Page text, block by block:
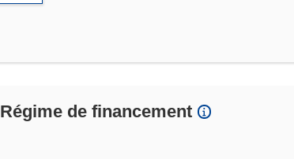
Régime de financement